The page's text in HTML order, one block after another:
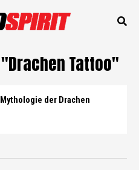
Tattoo"
der Drachen